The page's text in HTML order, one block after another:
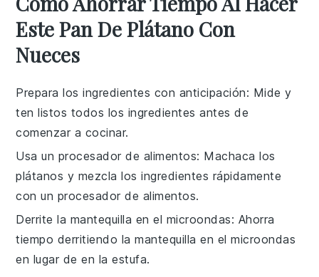
Este Pan De Plátano Con
Nueces
Prepara los ingredientes con anticipación: Mide y
ten listos todos los ingredientes antes de
comenzar a cocinar.
Usa un procesador de alimentos: Machaca los
plátanos y mezcla losingredientes rápidamente
con un procesador de alimentos.
Derrite la mantequilla en el microondas: Ahorra
tiempo derritiendo lamantequilla en el microondas
en lugar de en la estufa.